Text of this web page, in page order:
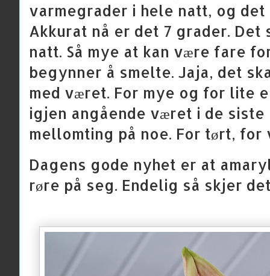
varmegrader i hele natt, og
Akkurat nå er det 7 grader.
natt. Så mye at kan være fare
begynner å smelte. Jaja, det
med været. For mye og for lite
igjen angående været i de
mellomting på noe. For tørt, for
Dagens gode nyhet er at
røre på seg. Endelig så skjer